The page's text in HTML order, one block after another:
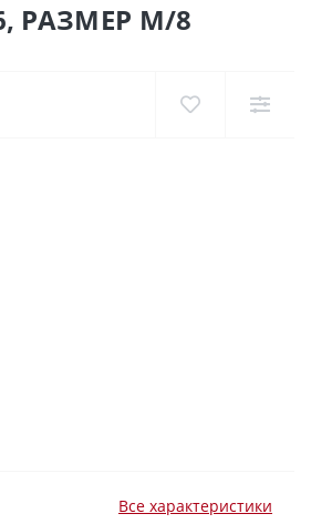
РАЗМЕР M/8
Все характеристики